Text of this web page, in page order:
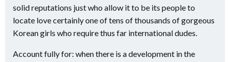
solid reputations just who allow it to be its people to
locate love certainly one of tens of thousands of gorgeous
Korean girls who require thus far international dudes.
Account fully for: when there is a development in the